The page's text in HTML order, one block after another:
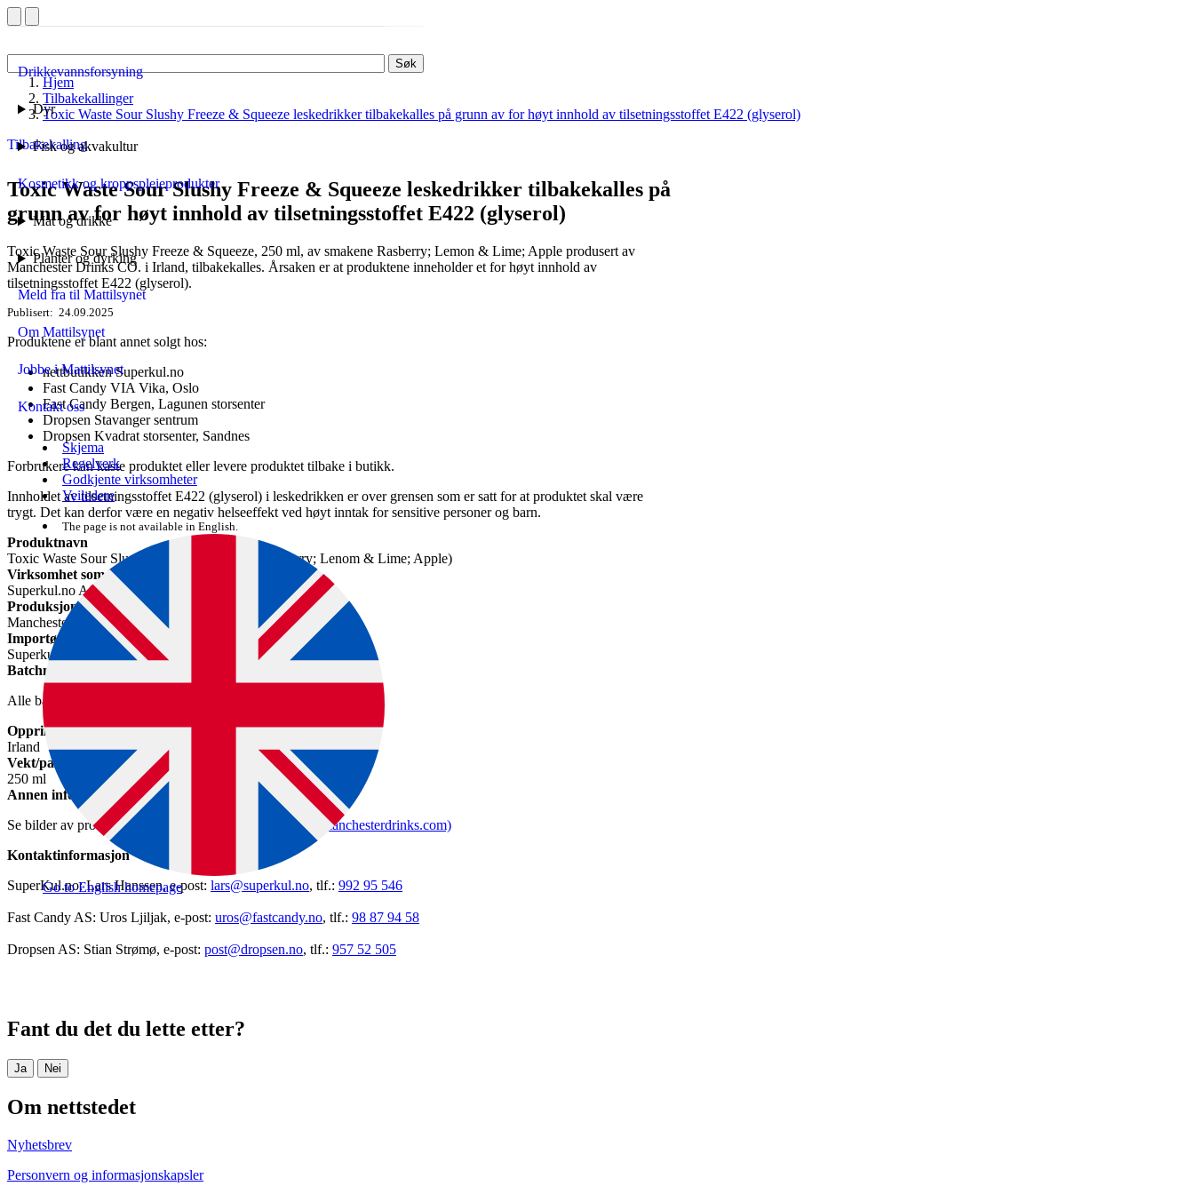
Søk
Drikkevannsforsyning
Dyr
Fisk og akvakultur
Kosmetikk og kroppspleieprodukter
Mat og drikke
Planter og dyrking
Meld fra til Mattilsynet
Om Mattilsynet
Jobbe i Mattilsynet
Kontakt oss
Skjema
Regelverk
Godkjente virksomheter
Veiledere
The page is not available in English.
Go to English homepage
Hjem
Tilbakekallinger
Toxic Waste Sour Slushy Freeze & Squeeze leskedrikker tilbakekalles på grunn av for høyt innhold av tilsetningsstoffet E422 (glyserol)
Tilbakekalling
Toxic Waste Sour Slushy Freeze & Squeeze leskedrikker tilbakekalles på
grunn av for høyt innhold av tilsetningsstoffet E422 (glyserol)
Toxic Waste Sour Slushy Freeze & Squeeze, 250 ml, av smakene Rasberry; Lemon & Lime; Apple produsert av
Manchester Drinks CO. i Irland, tilbakekalles. Årsaken er at produktene inneholder et for høyt innhold av
tilsetningsstoffet E422 (glyserol).
Publisert 24.09.2025
Produktene er blant annet solgt hos:
nettbutikken Superkul.no
Fast Candy VIA Vika, Oslo
Fast Candy Bergen, Lagunen storsenter
Dropsen Stavanger sentrum
Dropsen Kvadrat storsenter, Sandnes
Forbrukere kan kaste produktet eller levere produktet tilbake i butikk.
Innholdet av tilsetningsstoffet E422 (glyserol) i leskedrikken er over grensen som er satt for at produktet skal være
trygt. Det kan derfor være en negativ helseeffekt ved høyt inntak for sensitive personer og barn.
Produktnavn
Toxic Waste Sour Slushy Freeze & Squeeze (Rasberry; Lenom & Lime; Apple)
Virksomhet som kaller tilbake varen
Superkul.no AS, Fast Candy AS, Dropsen AS
Produksjonsvirksomhet
Manchester Drinks Co., Dublin, Irland
Importør
Superkul.no AS, Fast Candy AS, Dropsen AS
Batchnummer
Alle batchnummer
Opprinnelsesland
Irland
Vekt/pakningsstørrelse
250 ml
Annen informasjon
Se bilder av produktene
Slush Ice Pouch – Withdrawal (manchesterdrinks.com)
Kontaktinformasjon
SuperKul.no: Lars Hanssen, e-post: lars@superkul.no, tlf.: 992 95 546
Fast Candy AS: Uros Ljiljak, e-post: uros@fastcandy.no, tlf.: 98 87 94 58
Dropsen AS: Stian Strømø, e-post: post@dropsen.no, tlf.: 957 52 505
Fant du det du lette etter?
Ja Nei
Om nettstedet
Nyhetsbrev
Personvern og informasjonskapsler